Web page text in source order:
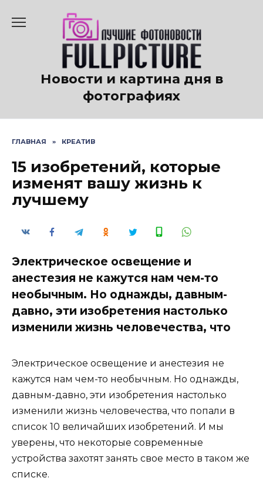
содержанию
Новости и картина дня в
фотографиях
ГЛАВНАЯ » КРЕАТИВ
15 изобретений, которые
изменят вашу жизнь к
лучшему
Электрическое освещение и
анестезия не кажутся нам чем-то
необычным. Но однажды, давным-
давно, эти изобретения настолько
изменили жизнь человечества, что
Электрическое освещение и анестезия не
кажутся нам чем-то необычным. Но однажды,
давным-давно, эти изобретения настолько
изменили жизнь человечества, что попали в
список 10 величайших изобретений. И мы
уверены, что некоторые современные
устройства захотят занять свое место в таком же
списке.